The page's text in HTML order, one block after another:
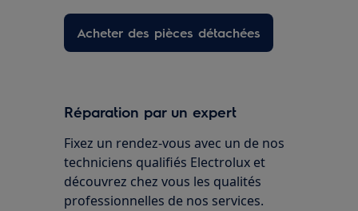
Acheter des pièces détachées
Réparation par un expert
Fixez un rendez-vous avec un de nos
techniciens qualifiés Electrolux et
découvrez chez vous les qualités
professionnelles de nos services.